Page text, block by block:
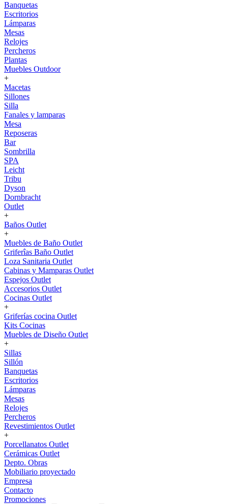
Banquetas
Escritorios
Lámparas
Mesas
Relojes
Percheros
Plantas
Muebles Outdoor
+
Macetas
Sillones
Silla
Fanales y lamparas
Mesa
Reposeras
Bar
Sombrilla
SPA
Leicht
Tribu
Dyson
Dornbracht
Outlet
+
Baños Outlet
+
Muebles de Baño Outlet
Griferîas Baño Outlet
Loza Sanitaria Outlet
Cabinas y Mamparas Outlet
Espejos Outlet
Accesorios Outlet
Cocinas Outlet
+
Griferías cocina Outlet
Kits Cocinas
Muebles de Diseño Outlet
+
Sillas
Sillón
Banquetas
Escritorios
Lámparas
Mesas
Relojes
Percheros
Revestimientos Outlet
+
Porcellanatos Outlet
Cerámicas Outlet
Depto. Obras
Mobiliario proyectado
Empresa
Contacto
Promociones